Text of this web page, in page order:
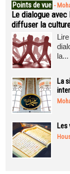
Points de vue -
Le dialogue avec
diffuser la
la...
La
Les